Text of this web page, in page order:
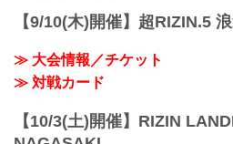
※通しチケ
せん。
【9/10(木)開催】超RIZIN.5
≫ 大会情報／チケット
≫ 対戦カード
【10/3(土)開催】RIZIN